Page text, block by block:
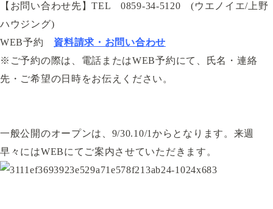
【お問い合わせ先】TEL 0859-34-5120 (ウエノイエ/上野
ハウジング)
WEB予約 資料請求・お問い合わせ
※ご予約の際は、電話またはWEB予約にて、氏名・連絡
先・ご希望の日時をお伝えください。
一般公開のオープンは、9/30.10/1からとなります。来週
早々にはWEBにてご案内させていただきます。